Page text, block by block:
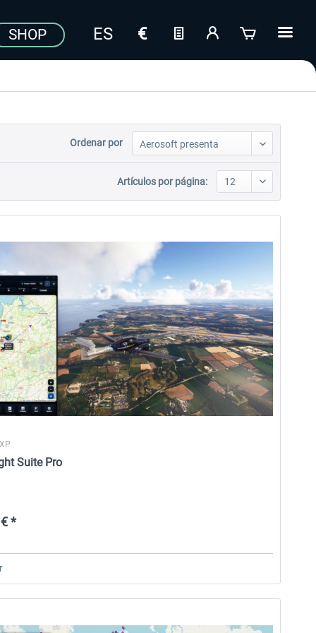
SHOP
Ordenar por
Artículos por página:
Suite Pro
*